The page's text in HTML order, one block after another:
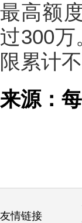
最高额
过300
限累计
来源：
友情链接